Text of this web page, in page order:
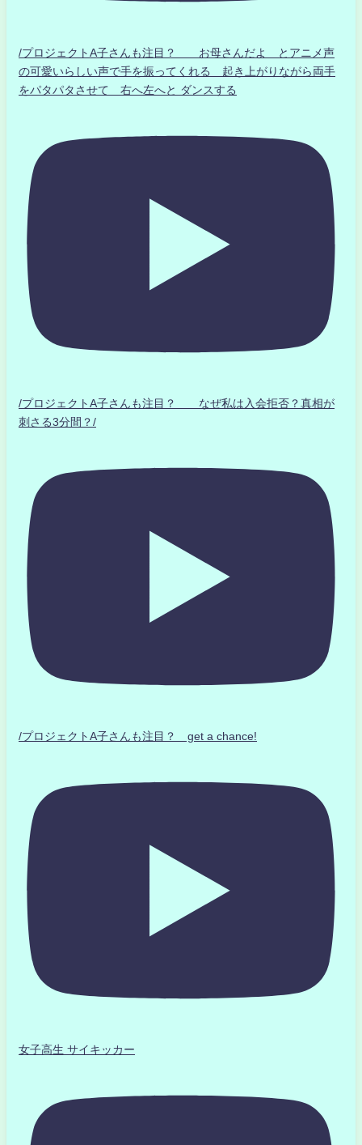
/プロジェクトA子さんも注目？ お母さんだよ とアニメ声
の可愛いらしい声で手を振ってくれる 起き上がりながら両手
をパタパタさせて 右へ左へと ダンスする
/プロジェクトA子さんも注目？ なぜ私は入会拒否？真相が
刺さる3分間？/
/プロジェクトA子さんも注目？ get a chance!
女子高生 サイキッカー